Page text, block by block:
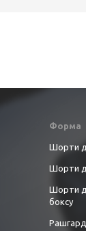
Форма
Шорти
Шорти
Шорти
боксу